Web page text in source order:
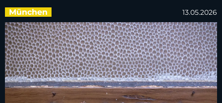
München 13.05.2026